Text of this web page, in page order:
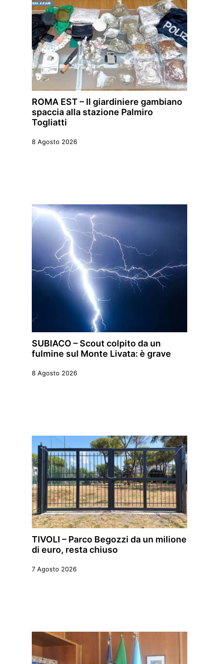
ROMA EST – Il giardiniere gambiano
spaccia alla stazione Palmiro
Togliatti
8 Agosto 2026
SUBIACO – Scout colpito da un
fulmine sul Monte Livata: è grave
8 Agosto 2026
TIVOLI – Parco Begozzi da un milione
di euro, resta chiuso
7 Agosto 2026